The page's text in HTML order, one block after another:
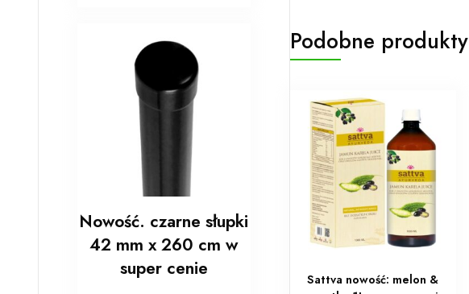
Podobne produkty
Sattva nowość: melon &
Nowość. czarne słupki
42 mm x 260 cm w
super cenie